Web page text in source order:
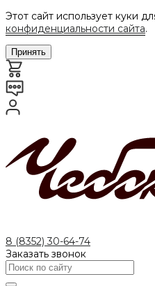
Этот сайт использует куки
конфиденциальности сайта.
Принять
8 (8352) 30-64-74
Заказать звонок